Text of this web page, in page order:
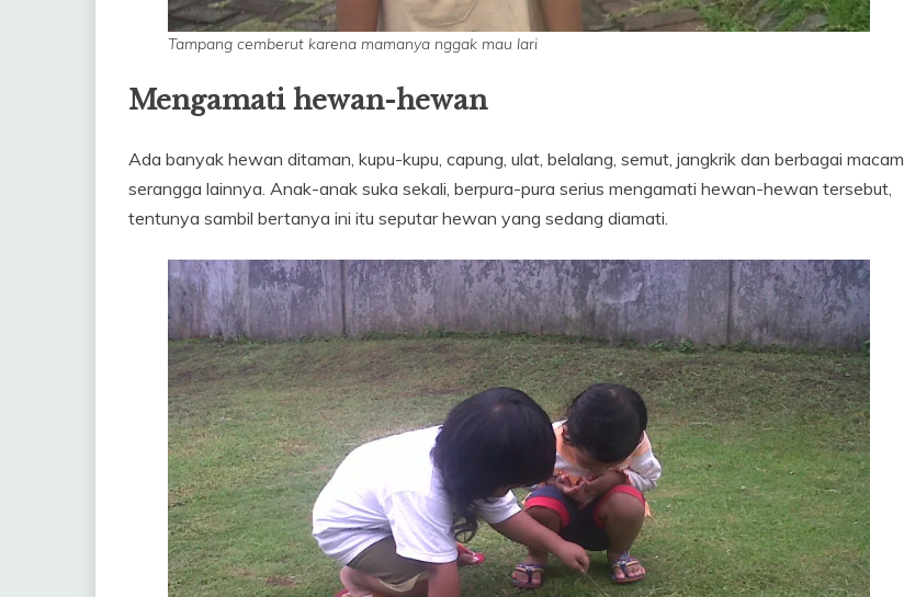
Tampang cemberut karena mamanya nggak mau lari
Mengamati hewan-hewan
Ada banyak hewan ditaman, kupu-kupu, capung, ulat, belalang, semut, jangkrik dan berbagai macam
serangga lainnya. Anak-anak suka sekali, berpura-pura serius mengamati hewan-hewan tersebut,
tentunya sambil bertanya ini itu seputar hewan yang sedang diamati.